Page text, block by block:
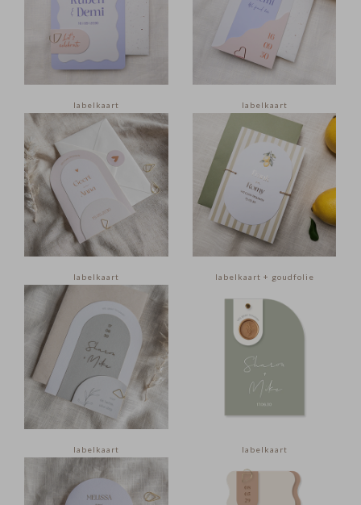
labelkaart labelkaart
labelkaart labelkaart + goudfolie
labelkaart labelkaart